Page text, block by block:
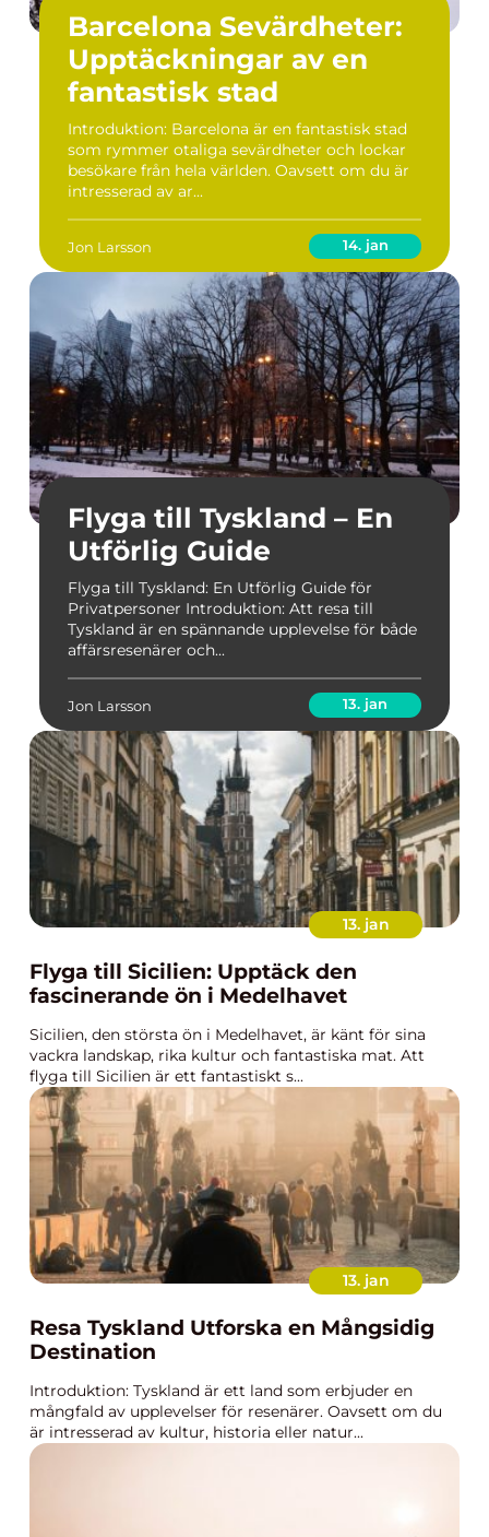
Barcelona Sevärdheter:
Upptäckningar av en
fantastisk stad
Introduktion: Barcelona är en fantastisk stad
som rymmer otaliga sevärdheter och lockar
besökare från hela världen. Oavsett om du är
intresserad av ar...
Jon Larsson 14. jan
Flyga till Tyskland – En
Utförlig Guide
Flyga till Tyskland: En Utförlig Guide för
Privatpersoner Introduktion: Att resa till
Tyskland är en spännande upplevelse för både
affärsresenärer och...
Jon Larsson 13. jan
13. jan
Flyga till Sicilien: Upptäck den
fascinerande ön i Medelhavet
Sicilien, den största ön i Medelhavet, är känt för sina
vackra landskap, rika kultur och fantastiska mat. Att
flyga till Sicilien är ett fantastiskt s...
13. jan
Resa Tyskland Utforska en Mångsidig
Destination
Introduktion: Tyskland är ett land som erbjuder en
mångfald av upplevelser för resenärer. Oavsett om du
är intresserad av kultur, historia eller natur...